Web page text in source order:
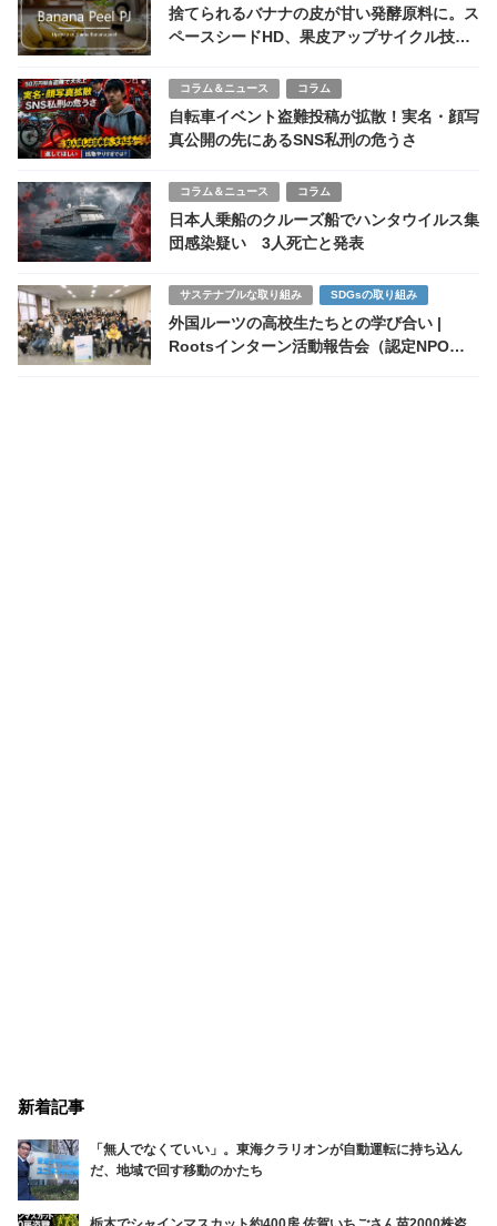
捨てられるバナナの皮が甘い発酵原料に。ス
ペースシードHD、果皮アップサイクル技術
コラム＆ニュース コラム
自転車イベント盗難投稿が拡散！実名・顔写
真公開の先にあるSNS私刑の危うさ
コラム＆ニュース コラム
日本人乗船のクルーズ船でハンタウイルス集
団感染疑い 3人死亡と発表
サステナブルな取り組み SDGsの取り組み
外国ルーツの高校生たちとの学び合い |
Rootsインターン活動報告会（認定NPO法
新着記事
「無人でなくていい」。東海クラリオンが自動運転に持ち込ん
だ、地域で回す移動のかたち